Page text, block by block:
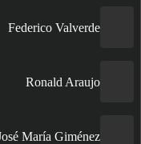
Federico Valverde
Ronald Araujo
María Giménez